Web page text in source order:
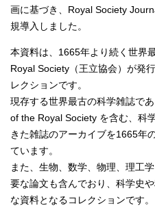
画に基づき、Royal Society
規導入しました。
本資料は、1665年より続く世界
Royal Society（王立協会）が発
レクションです。
現存する世界最古の科学雑誌で
of the Royal Society を含む、科
きた雑誌のアーカイブを1665年
ています。
また、生物、数学、物理、理工
要な論文も含んでおり、科学史
な資料となるコレクションです。